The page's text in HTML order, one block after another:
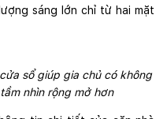
sáng lớn chỉ từ hai mặt
sổ giúp gia chủ có không
nhìn rộng mở hơn